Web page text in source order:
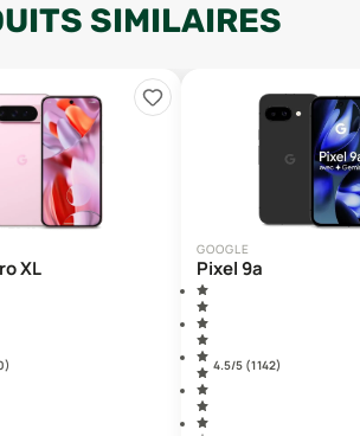
SIMILAIRES
XL
)
GOOGLE
Pixel 9a
4.5/5 (1 142)